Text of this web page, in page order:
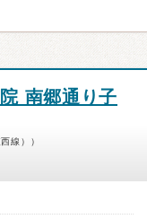
南郷通り子
線））